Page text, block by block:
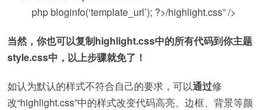
php bloginfo(‘template_url’); ?>/highlight.css”/>
当然，你也可以复制highlight.css中的所有代码到你主题
style.css中，以上步骤就免了！
如认为默认的样式不符合自己的要求，可以通过修
改“highlight.css”中的样式改变代码高亮、边框、背景等颜